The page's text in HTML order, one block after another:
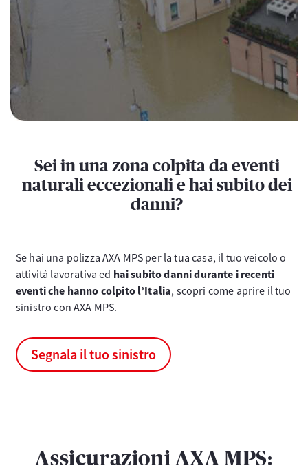
Sei in una zona colpita da eventi
naturali eccezionali e hai subito dei
danni?
Se hai una polizza AXA MPS per la tua casa, il tuo veicolo o
attività lavorativa ed hai subito danni durante i recenti
eventi che hanno colpito l’Italia, scopri come aprire il tuo
sinistro con AXA MPS.
Segnala il tuo sinistro
Assicurazioni AXA MPS: